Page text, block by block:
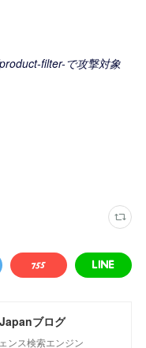
filter-で攻撃対象
ブログ
ンス検索エンジン